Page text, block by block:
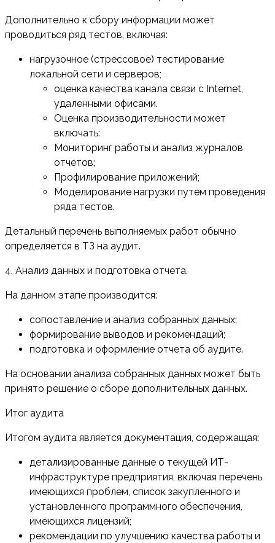
Дополнительно к сбору информации может
проводиться ряд тестов, включая:
нагрузочное (стрессовое) тестирование
локальной сети и серверов;
оценка качества канала связи с Internet,
удаленными офисами.
Оценка производительности может
включать:
Мониторинг работы и анализ журналов
отчетов;
Профилирование приложений;
Моделирование нагрузки путем проведения
ряда тестов.
Детальный перечень выполняемых работ обычно
определяется в ТЗ на аудит.
4. Анализ данных и подготовка отчета.
На данном этапе производится:
сопоставление и анализ собранных данных;
формирование выводов и рекомендаций;
подготовка и оформление отчета об аудите.
На основании анализа собранных данных может быть
принято решение о сборе дополнительных данных.
Итог аудита
Итогом аудита является документация, содержащая:
детализированные данные о текущей ИТ-
инфраструктуре предприятия, включая перечень
имеющихся проблем, список закупленного и
установленного программного обеспечения,
имеющихся лицензий;
рекомендации по улучшению качества работы и